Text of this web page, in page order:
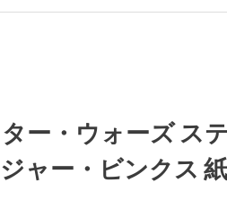
ー・ウォーズ ス
ャー・ビンクス